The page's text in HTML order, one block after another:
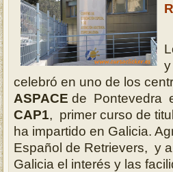
celebró en uno de los
ASPACE de Pontevedra
CAP1, primer curso de
ha impartido en Galicia.
Español de Retrievers, y
Galicia el interés y las